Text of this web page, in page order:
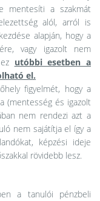
mentesíti a szakmát
alól, arról is
alapján, hogy a
vagy igazolt nem
utóbbi esetben a
el.
figyelmét, hogy a
(mentesség és igazolt
nem rendezi azt a
nem sajátítja el így a
képzési ideje
rövidebb lesz.
a tanulói pénzbeli